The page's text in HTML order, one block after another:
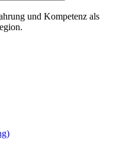
und Kompetenz als